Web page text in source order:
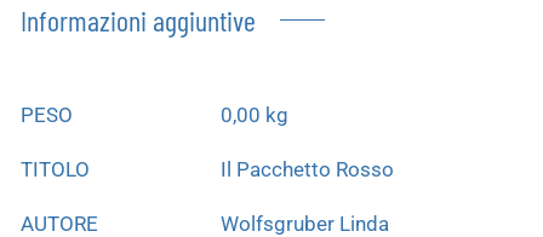
Informazioni aggiuntive
PESO 0,00 kg
TITOLO Il Pacchetto Rosso
AUTORE Wolfsgruber Linda